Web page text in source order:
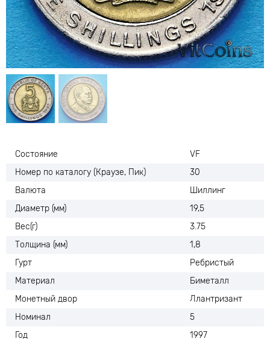
Состояние
VF
Номер по каталогу (Краузе, Пик)
30
Валюта
Шиллинг
Диаметр (мм)
19,5
Вес(г)
3.75
Толщина (мм)
1,8
Гурт
Ребристый
Материал
Биметалл
Монетный двор
Ллантризант
Номинал
5
Год
1997